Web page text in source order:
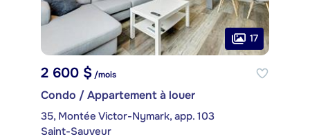
17
2 600 $ /mois
Condo / Appartement à louer
35, Montée Victor-Nymark, app. 103
Saint-Sauveur